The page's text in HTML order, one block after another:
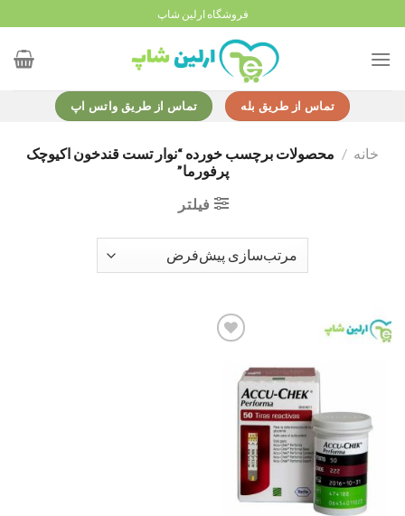
to
content
فروشگاه ارلین شاپ
تماس از طریق بله تماس از طریق واتس اپ
خانه / محصولات برچسب خورده “نوار تست قندخون اکیوچک
پرفورما”
فیلتر
Add to
wishlist